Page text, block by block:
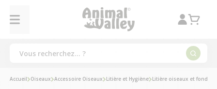
Accueil Oiseaux Accessoire Oiseaux Litière et Hygiène Litière oiseaux et fond de